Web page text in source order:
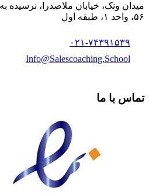
میدان ونک، خیابان ملاصدرا، نرسیده
۵۶، واحد ۱، طبقه اول
۰۲۱-۷۴۳۹۱۵۳۹
Info@Salescoaching.School
تماس با ما